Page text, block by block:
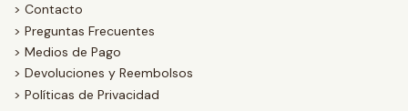
> Contacto
> Preguntas Frecuentes
> Medios de Pago
> Devoluciones y Reembolsos
> Políticas de Privacidad